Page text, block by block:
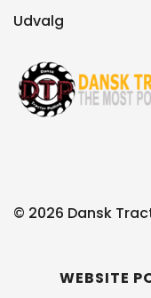
Udvalg
© 2026 Dansk
WEBSITE